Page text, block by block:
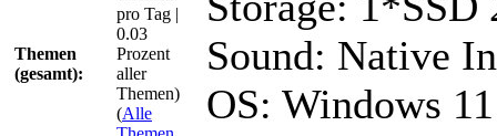
Themen
(gesamt):
pro Tag |
0.03
Prozent
aller
Themen)
(Alle
Sound: Native
OS: Windows